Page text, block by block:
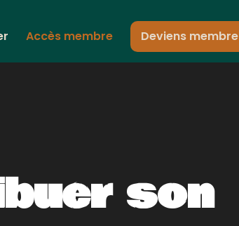
Accès membre Deviens membre
son